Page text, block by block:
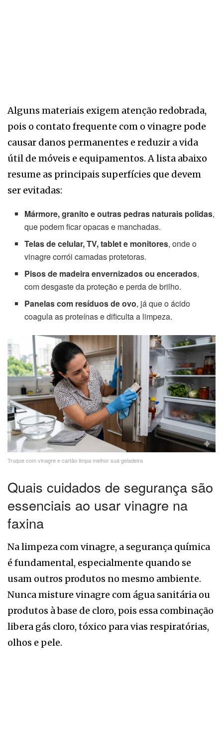
Alguns materiais exigem atenção redobrada,
pois o contato frequente com o vinagre pode
causar danos permanentes e reduzir a vida
útil de móveis e equipamentos. A lista abaixo
resume as principais superfícies que devem
ser evitadas:
Mármore, granito e outras pedras naturais polidas,
que podem ficar opacas e manchadas.
Telas de celular, TV, tablet e monitores, onde o
vinagre corrói camadas protetoras.
Pisos de madeira envernizados ou encerados,
com desgaste da proteção e perda de brilho.
Panelas com resíduos de ovo, já que o ácido
coagula as proteínas e dificulta a limpeza.
Truque com vinagre e cartão limpa melhor sua geladeira
Quais cuidados de segurança são
essenciais ao usar vinagre na
faxina
Na limpeza com vinagre, a segurança química
é fundamental, especialmente quando se
usam outros produtos no mesmo ambiente.
Nunca misture vinagre com água sanitária ou
produtos à base de cloro, pois essa combinação
libera gás cloro, tóxico para vias respiratórias,
olhos e pele.